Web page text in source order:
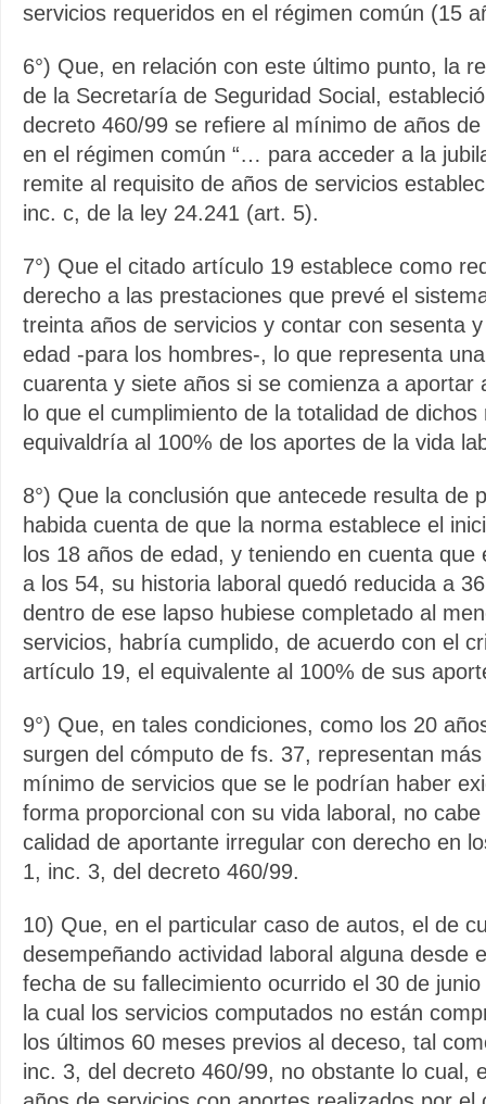
servicios requeridos en el régimen común (15
6°) Que, en relación con este último punto, la
de la Secretaría de Seguridad Social,
decreto 460/99 se refiere al mínimo de años
en el régimen común “… para acceder a la
remite al requisito de años de servicios
inc. c, de la ley 24.241 (art. 5).
7°) Que el citado artículo 19 establece como
derecho a las prestaciones que prevé el
treinta años de servicios y contar con sesenta
edad -para los hombres-, lo que representa
cuarenta y siete años si se comienza a aportar
lo que el cumplimiento de la totalidad de dichos
equivaldría al 100% de los aportes de la vida
8°) Que la conclusión que antecede resulta de
habida cuenta de que la norma establece el
los 18 años de edad, y teniendo en cuenta que
a los 54, su historia laboral quedó reducida a
dentro de ese lapso hubiese completado al
servicios, habría cumplido, de acuerdo con el
artículo 19, el equivalente al 100% de sus
9°) Que, en tales condiciones, como los 20
surgen del cómputo de fs. 37, representan
mínimo de servicios que se le podrían haber
forma proporcional con su vida laboral, no
calidad de aportante irregular con derecho en
1, inc. 3, del decreto 460/99.
10) Que, en el particular caso de autos, el de
desempeñando actividad laboral alguna desde
fecha de su fallecimiento ocurrido el 30 de
la cual los servicios computados no están
los últimos 60 meses previos al deceso, tal
inc. 3, del decreto 460/99, no obstante lo cual,